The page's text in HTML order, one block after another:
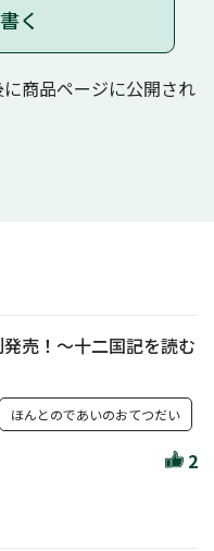
く
商品ページに公開され
売！～十二国記を読む
ほんとのであいのおてつだい
2